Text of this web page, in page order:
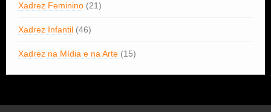
Xadrez Feminino (21)
Xadrez Infantil (46)
Xadrez na Mídia e na Arte (15)